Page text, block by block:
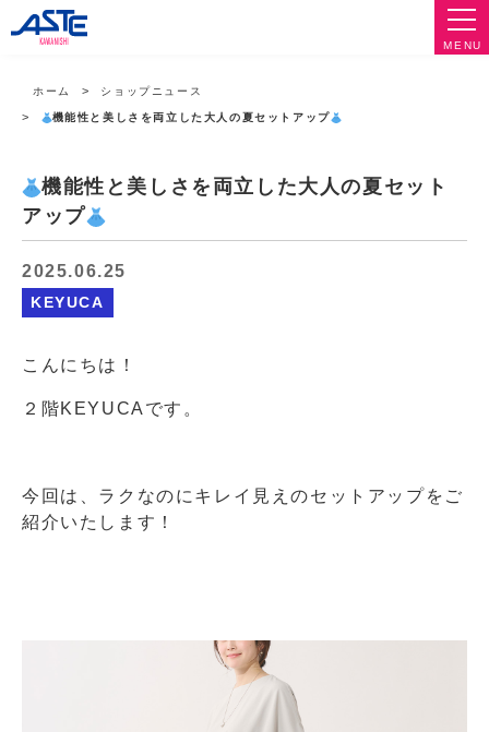
MENU
ホーム ショップニュース
機能性と美しさを両立した大人の夏セットアップ
機能性と美しさを両立した大人の夏セット
アップ
2025.06.25
KEYUCA
こんにちは！
２階KEYUCAです。
今回は、ラクなのにキレイ見えのセットアップをご
紹介いたします！